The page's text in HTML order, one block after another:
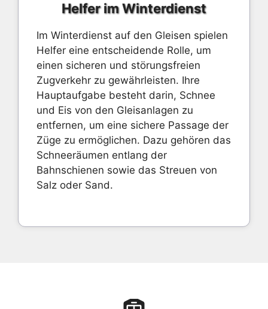
Helfer im Winterdienst
Im Winterdienst auf den Gleisen spielen
Helfer eine entscheidende Rolle, um
einen sicheren und störungsfreien
Zugverkehr zu gewährleisten. Ihre
Hauptaufgabe besteht darin, Schnee
und Eis von den Gleisanlagen zu
entfernen, um eine sichere Passage der
Züge zu ermöglichen. Dazu gehören das
Schneeräumen entlang der
Bahnschienen sowie das Streuen von
Salz oder Sand.